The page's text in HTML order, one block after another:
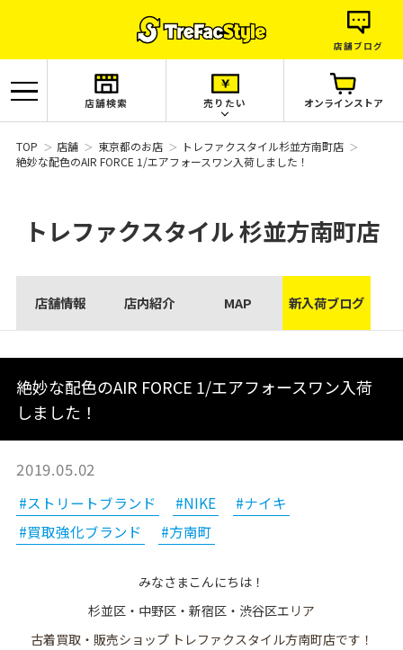
店舗ブログ
店舗検索 売りたい オンラインストア
TOP 店舗 東京都のお店
トレファクスタイル杉並方南町店
絶妙な配色のAIR FORCE 1/エアフォースワン入荷しました！
トレファクスタイル杉並方南町店
店舗情報 店内紹介 MAP 新入荷ブログ
絶妙な配色のAIR FORCE 1/エアフォースワン入荷
しました！
2019.05.02
#ストリートブランド #NIKE
#ナイキ
#買取強化ブランド
#方南町
みなさまこんにちは！
杉並区・中野区・新宿区・渋谷区エ リア
古着買取・販売ショップ トレファクスタイル方南町店です！